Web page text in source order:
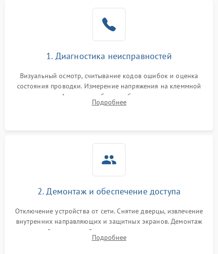
1. Диагностика неисправностей
Визуальный осмотр, считывание кодов ошибок и оценка
состояния проводки. Измерение напряжения на клеммной
колодке. Анализ жалоб на проблемы с нагревом,
конвекцией, панелью управления или блокировкой дверцы.
Подробнее
2. Демонтаж и обеспечение доступа
Отключение устройства от сети. Снятие дверцы, извлечение
внутренних направляющих и защитных экранов. Демонтаж
задней или верхней панели для прямого доступа к
нагревательным элементам, плате и вентиляторам.
Подробнее